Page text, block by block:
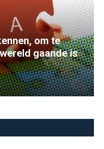
om te
gaande is